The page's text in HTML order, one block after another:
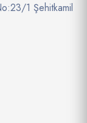
1 Şehitkamil